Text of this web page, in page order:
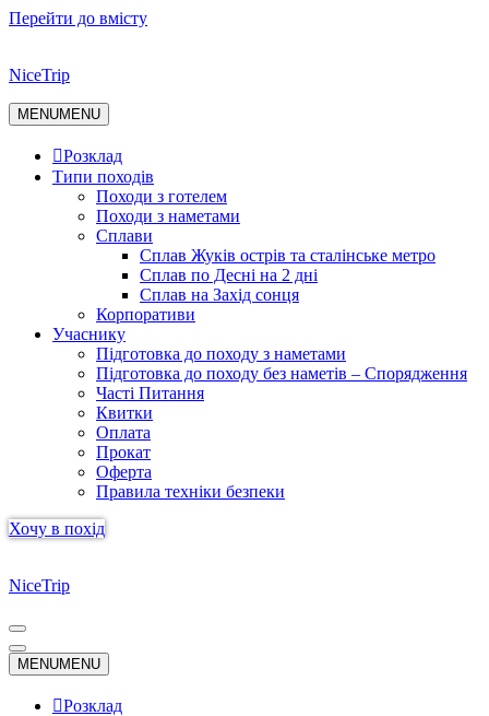
Перейти до вмісту
NiceTrip
MENUMENU
Розклад
Типи походів
Походи з готелем
Походи з наметами
Сплави
Сплав Жуків острів та сталінське метро
Сплав по Десні на 2 дні
Сплав на Захід сонця
Корпоративи
Учаснику
Підготовка до походу з наметами
Підготовка до походу без наметів – Спорядження
Часті Питання
Квитки
Оплата
Прокат
Оферта
Правила техніки безпеки
Хочу в похід
NiceTrip
Меню
навігації
Меню
навігації
MENUMENU
Розклад